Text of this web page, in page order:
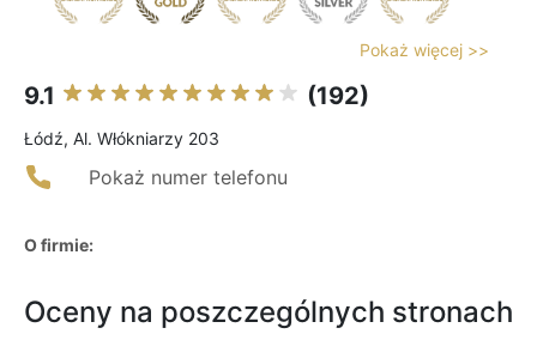
Pokaż więcej >>
9.1 (192)
Łódź, Al. Włókniarzy 203
Pokaż numer telefonu
O firmie:
Oceny na poszczególnych stronach